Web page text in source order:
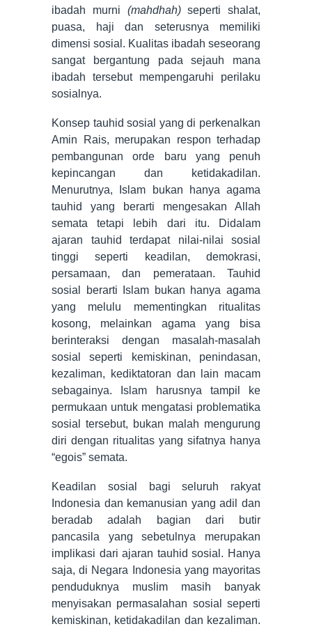
ibadah murni (mahdhah)seperti shalat,
puasa, haji dan seterusnya memiliki
dimensi sosial. Kualitas ibadah seseorang
sangat bergantung pada sejauh mana
ibadah tersebut mempengaruhi perilaku
sosialnya.
Konsep tauhid sosial yang di perkenalkan
Amin Rais, merupakan respon terhadap
pembangunan orde baru yang penuh
kepincangan dan ketidakadilan.
Menurutnya, Islam bukan hanya agama
tauhid yang berarti mengesakan Allah
semata tetapi lebih dari itu. Didalam
ajaran tauhid terdapat nilai-nilai sosial
tinggi seperti keadilan, demokrasi,
persamaan, dan pemerataan. Tauhid
sosial berarti Islam bukan hanya agama
yang melulu mementingkan ritualitas
kosong, melainkan agama yang bisa
berinteraksi dengan masalah-masalah
sosial seperti kemiskinan, penindasan,
kezaliman, kediktatoran dan lain macam
sebagainya. Islam harusnya tampil ke
permukaan untuk mengatasi problematika
sosial tersebut, bukan malah mengurung
diri dengan ritualitas yang sifatnya hanya
“egois” semata.
Keadilan sosial bagi seluruh rakyat
Indonesia dan kemanusian yang adil dan
beradab adalah bagian dari butir
pancasila yang sebetulnya merupakan
implikasi dari ajaran tauhid sosial. Hanya
saja, di Negara Indonesia yang mayoritas
penduduknya muslim masih banyak
menyisakan permasalahan sosial seperti
kemiskinan, ketidakadilan dan kezaliman.